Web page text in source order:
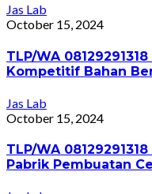
Jas Lab
October 15, 2024
TLP/WA
Kompetitif Bahan
Jas Lab
October 15, 2024
TLP/WA
Pabrik Pembuatan